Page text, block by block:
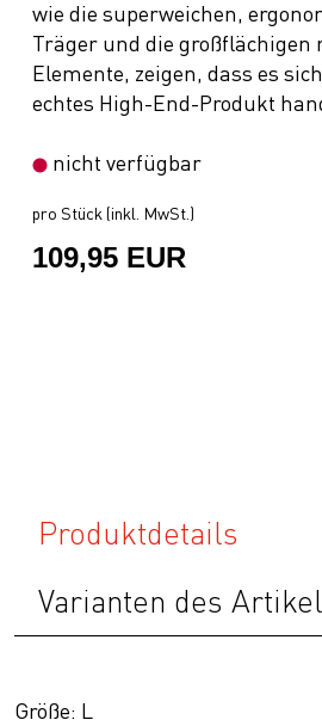
wie die superweichen,
Träger und die großflächigen
Elemente, zeigen, dass es
echtes High-End-Produkt
nicht verfügbar
pro Stück (inkl. MwSt.)
109,95 EUR
Produktdetails
Varianten des
Größe: L